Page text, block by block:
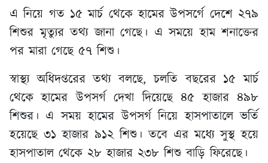
এ নিয়ে গত ১৫ মার্চ থেকে হামের উপসর্গে দেশে ২৭৯
শিশুর মৃত্যুর তথ্য জানা গেছে। এ সময়ে হাম শনাক্তের
পর মারা গেছে ৫৭ শিশু।
স্বাস্থ্য অধিদপ্তরের তথ্য বলছে, চলতি বছরের ১৫ মার্চ
থেকে হামের উপসর্গ দেখা দিয়েছে ৪৫ হাজার ৪৯৮
শিশুর। এ সময় হামের উপসর্গ নিয়ে হাসপাতালে ভর্তি
হয়েছে ৩১ হাজার ৯১২ শিশু। তবে এর মধ্যে সুস্থ হয়ে
হাসপাতাল থেকে ২৮ হাজার ২৩৮ শিশু বাড়ি ফিরেছে।